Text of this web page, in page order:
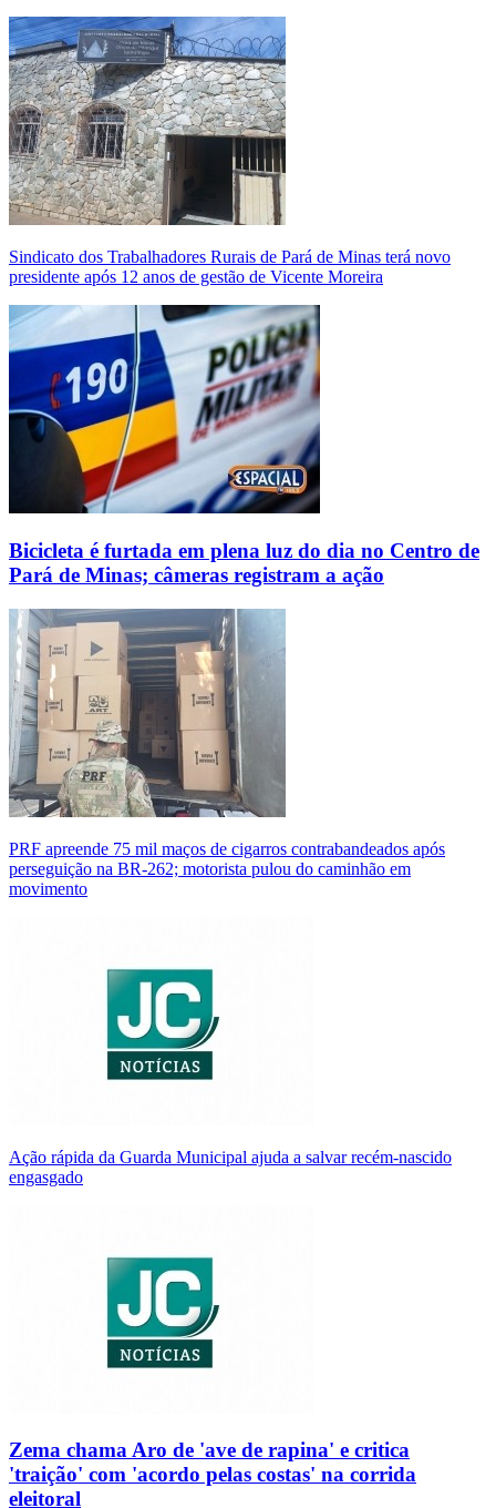
Sindicato dos Trabalhadores Rurais de Pará de Minas terá novo
presidente após 12 anos de gestão de Vicente Moreira
Bicicleta é furtada em plena luz do dia no Centro de
Pará de Minas; câmeras registram a ação
PRF apreende 75 mil maços de cigarros contrabandeados após
perseguição na BR-262; motorista pulou do caminhão em
movimento
Ação rápida da Guarda Municipal ajuda a salvar recém-nascido
engasgado
Zema chama Aro de 'ave de rapina' e critica
'traição' com 'acordo pelas costas' na corrida
eleitoral